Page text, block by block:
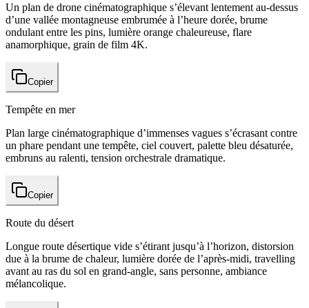
Un plan de drone cinématographique s’élevant lentement au-dessus
d’une vallée montagneuse embrumée à l’heure dorée, brume
ondulant entre les pins, lumière orange chaleureuse, flare
anamorphique, grain de film 4K.
Copier
Tempête en mer
Plan large cinématographique d’immenses vagues s’écrasant contre
un phare pendant une tempête, ciel couvert, palette bleu désaturée,
embruns au ralenti, tension orchestrale dramatique.
Copier
Route du désert
Longue route désertique vide s’étirant jusqu’à l’horizon, distorsion
due à la brume de chaleur, lumière dorée de l’après-midi, travelling
avant au ras du sol en grand-angle, sans personne, ambiance
mélancolique.